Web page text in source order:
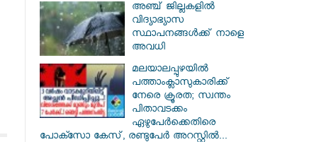
അഞ്ച് ജില്ലകളില്‍
വിദ്യാഭ്യാസ
സ്ഥാപനങ്ങള്‍ക്ക് നാളെ
അവധി
മലയാലപ്പുഴയിൽ
പത്താംക്ലാസുകാരിക്ക്
നേരെ ക്രൂരത; സ്വന്തം
പിതാവടക്കം
ഏഴുപേർക്കെതിരെ
പോക്സോ കേസ്, രണ്ടുപേർ അറസ്റ്റിൽ...